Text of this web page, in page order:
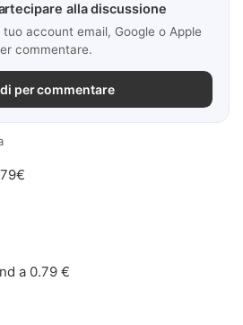
alla discussione
account email, Google o Apple
commentare.
per commentare
a 0.79 €